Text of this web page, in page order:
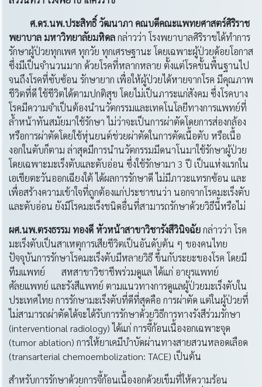
ศ.ดร.นพ.ประสิทธิ์ วัฒนาภา คณบดีคณะแพทยศาสตร์ศิริราช
พยาบาล มหาวิทยาลัยมหิดลกล่าวว่า โรงพยาบาลศิริราชได้ทำการ
รักษาผู้ป่วยทุกเพศ ทุกวัย ทุกเศรษฐานะ โดยเฉพาะผู้ป่วยด้อยโอกาส
ซึ่งมีเป็นจำนวนมาก ด้วยโรคที่หลากหลาย ตั้งแต่โรคขั้นพื้นฐานไป
จนถึงโรคที่ซับซ้อน รักษายาก เพื่อให้ผู้ป่วยได้หายจากโรค มีคุณภาพ
ชีวิตที่ดี ใช้ชีวิตได้ตามปกติสุข โดยไม่เป็นภาระแก่สังคม ซึ่งโรคบาง
โรคมีความจำเป็นต้องนำนวัตกรรมและเทคโนโลยีทางการแพทย์ที่
ล้ำหน้าทันสมัยมาใช้รักษา ไม่ว่าจะเป็นการผ่าตัดโดยการส่องกล้อง
หรือการผ่าตัดโดยใช้หุ่นยนต์ช่วยผ่าตัดในการตัดเนื้อตับ หรือเนื้อ
งอกในตับก็ตาม ล่าสุดมีการนำนวัตกรรมมีดนาโนมาใช้รักษาผู้ป่วย
โดยเฉพาะมะเร็งตับและตับอ่อน ซึ่งใช้รักษามา 3 ปี เป็นแห่งแรกใน
เอเชียตะวันออกเฉียงใต้ ได้ผลการรักษาดี ไม่มีภาวะแทรกซ้อน และ
เพื่อสร้างความเข้าใจที่ถูกต้องแก่ประชาชนว่า นอกจากโรคมะเร็งตับ
และตับอ่อน ยังมีโรคมะเร็งชนิดอื่นที่สามารถรักษาด้วยวิธีนี้หรือไม่
ผศ.นพ.ตรงธรรม ทองดี หัวหน้าสาขาวิชารังสีวินิจฉัยกล่าวว่า โรค
มะเร็งตับเป็นสาเหตุการเสียชีวิตเป็นอันดับต้น ๆ ของคนไทย
ปัจจุบันการรักษาโรคมะเร็งตับมีหลายวิธี ขึ้นกับระยะของโรค โดยมี
ทีมแพทย์ สหสาขาวิชาชีพร่วมดูแล ได้แก่ อายุรแพทย์
ศัลยแพทย์ และรังสีแพทย์ ตามแนวทางการดูแลผู้ป่วยมะเร็งตับใน
ประเทศไทย การรักษามะเร็งตับที่ดีที่สุดคือ การผ่าตัด แต่ในผู้ป่วยที่
ไม่สามารถผ่าตัดได้จะได้รับการรักษาด้วยวิธีการทางรังสีร่วมรักษา
(interventional radiology) ได้แก่ การจี้ก้อนเนื้องอกเฉพาะจุด
(tumor ablation) การให้ยาเคมีบำบัดผ่านทางสายสวนหลอดเลือด
(transarterial chemoembolization: TACE) เป็นต้น
สำหรับการรักษาด้วยการจี้ก้อนเนื้องอกด้วยเข็มที่ให้ความร้อน